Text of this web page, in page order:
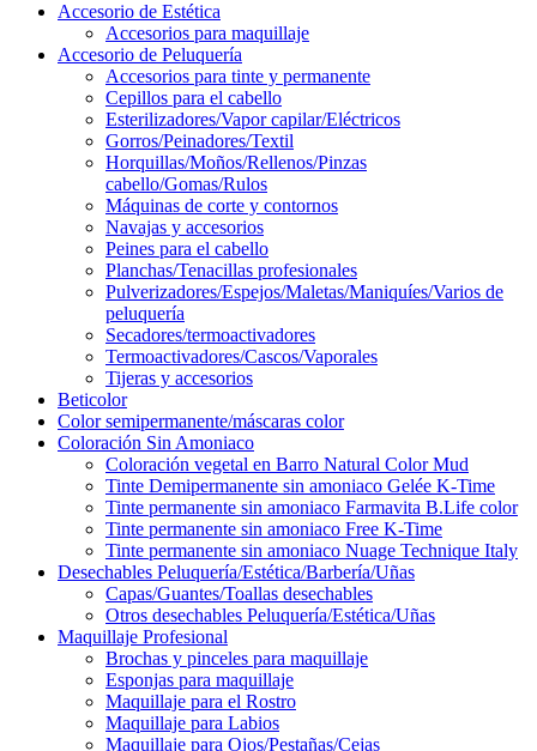
Accesorio de Estética
Accesorios para maquillaje
Accesorio de Peluquería
Accesorios para tinte y permanente
Cepillos para el cabello
Esterilizadores/Vapor capilar/Eléctricos
Gorros/Peinadores/Textil
Horquillas/Moños/Rellenos/Pinzas
cabello/Gomas/Rulos
Máquinas de corte y contornos
Navajas y accesorios
Peines para el cabello
Planchas/Tenacillas profesionales
Pulverizadores/Espejos/Maletas/Maniquíes/Varios de
peluquería
Secadores/termoactivadores
Termoactivadores/Cascos/Vaporales
Tijeras y accesorios
Beticolor
Color semipermanente/máscaras color
Coloración Sin Amoniaco
Coloración vegetal en Barro Natural Color Mud
Tinte Demipermanente sin amoniaco Gelée K-Time
Tinte permanente sin amoniaco Farmavita B.Life color
Tinte permanente sin amoniaco Free K-Time
Tinte permanente sin amoniaco Nuage Technique Italy
Desechables Peluquería/Estética/Barbería/Uñas
Capas/Guantes/Toallas desechables
Otros desechables Peluquería/Estética/Uñas
Maquillaje Profesional
Brochas y pinceles para maquillaje
Esponjas para maquillaje
Maquillaje para el Rostro
Maquillaje para Labios
Maquillaje para Ojos/Pestañas/Cejas